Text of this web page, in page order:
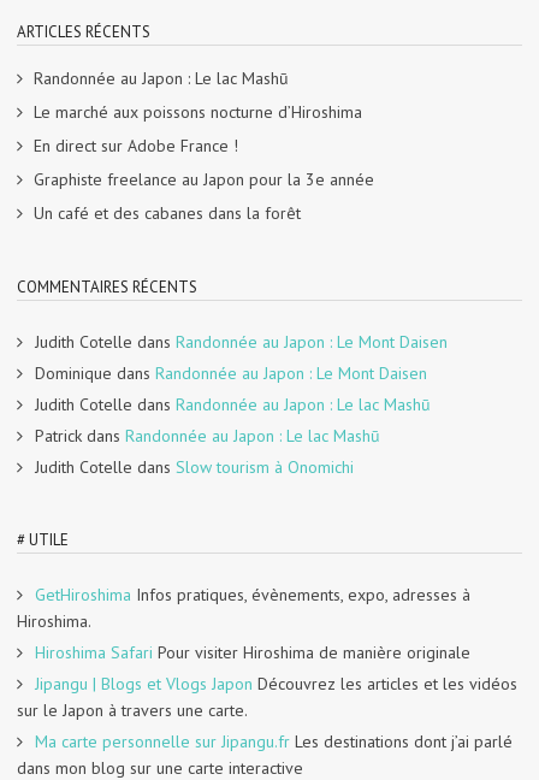
ARTICLES RÉCENTS
Randonnée au Japon : Le lac Mashū
Le marché aux poissons nocturne d’Hiroshima
En direct sur Adobe France !
Graphiste freelance au Japon pour la 3e année
Un café et des cabanes dans la forêt
COMMENTAIRES RÉCENTS
Judith Cotelle dans Randonnée au Japon : Le Mont Daisen
Dominique dans Randonnée au Japon : Le Mont Daisen
Judith Cotelle dans Randonnée au Japon : Le lac Mashū
Patrick dans Randonnée au Japon : Le lac Mashū
Judith Cotelle dans Slow tourism à Onomichi
# UTILE
GetHiroshima Infos pratiques, évènements, expo, adresses à
Hiroshima.
Hiroshima Safari Pour visiter Hiroshima de manière originale
Jipangu | Blogs et Vlogs Japon Découvrez les articles et les vidéos
sur le Japon à travers une carte.
Ma carte personnelle sur Jipangu.fr Les destinations dont j’ai parlé
dans mon blog sur une carte interactive